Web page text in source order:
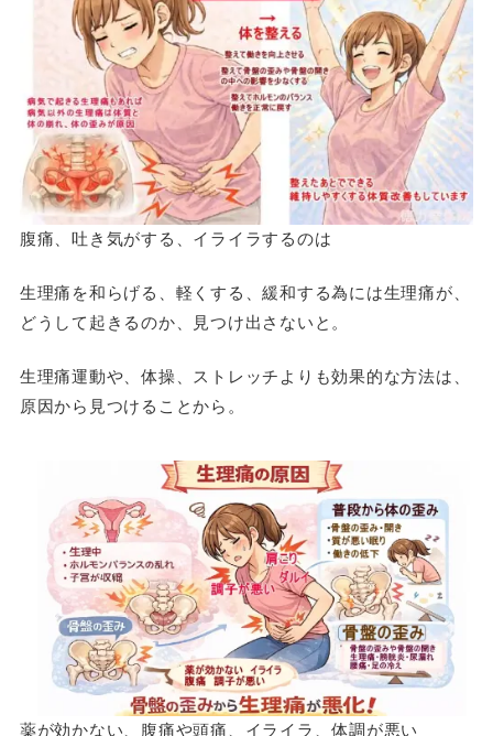
腹痛、吐き気がする、イライラするのは
生理痛を和らげる、軽くする、緩和する為には生理痛が、
どうして起きるのか、見つけ出さないと。
生理痛運動や、体操、ストレッチよりも効果的な方法は、
原因から見つけることから。
薬が効かない、腹痛や頭痛、イライラ、体調が悪い